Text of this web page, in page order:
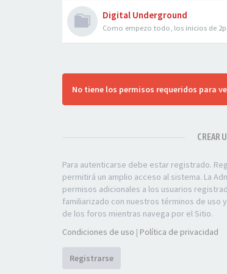
Digital Underground
Como empezo todo, los inicios de
No tiene los permisos requeridos para
CREAR
Para autenticarse debe estar registrado.
permitirá un amplio acceso al sistema. La
permisos adicionales a los usuarios
familiarizado con nuestros términos de uso
de los foros mientras navega por el Sitio.
Condiciones de uso | Política de privacidad
Registrarse